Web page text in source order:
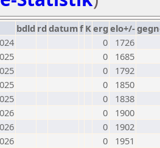
bdld rd datumf Kerg elo+/-
0
1726
0
1685
0
1792
0
1850
0
1838
0
1900
0
1902
0
1951